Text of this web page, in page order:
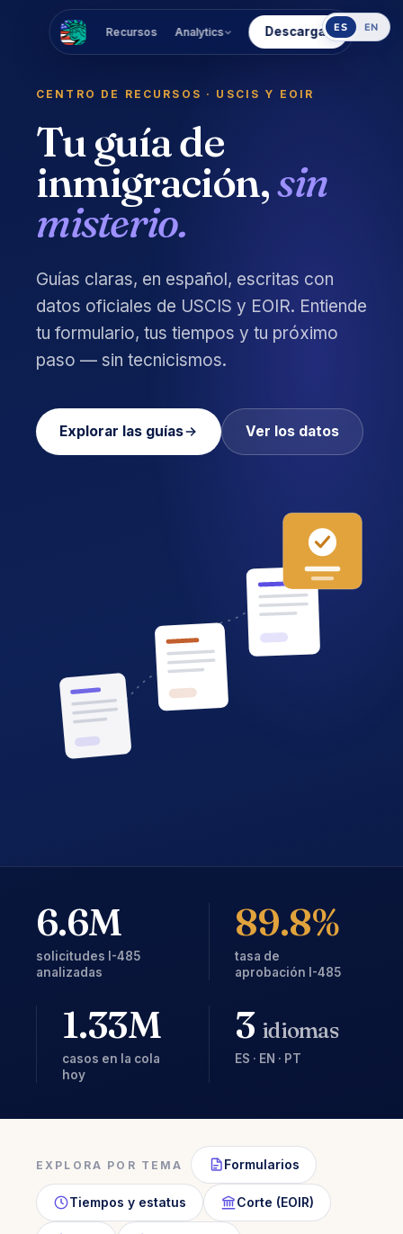
ES EN
Recursos Analytics Descargar
CENTRO DE RECURSOS · USCIS Y EOIR
Tu guía de
inmigración,sin
misterio.
Guías claras, en español, escritas con
datos oficiales de USCIS y EOIR. Entiende
tu formulario, tus tiempos y tu próximo
paso — sin tecnicismos.
Explorar las guías Ver los datos
6.6M
solicitudes I-485
analizadas
89.8%
tasa de
aprobación I-485
1.33M
casos en la cola
hoy
3 idiomas
ES · EN · PT
EXPLORA POR TEMA Formularios
Tiempos y estatus Corte (EOIR)